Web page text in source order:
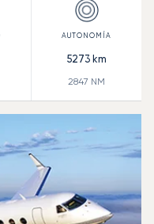
5273km
2847 NM